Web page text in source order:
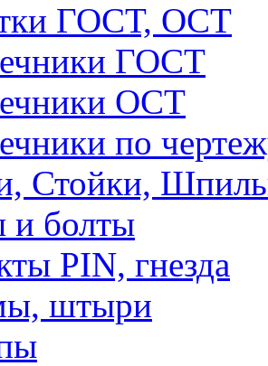
ГОСТ, ОСТ
ГОСТ
ОСТ
по
Стойки,
и болты
PIN, гнезда
штыри